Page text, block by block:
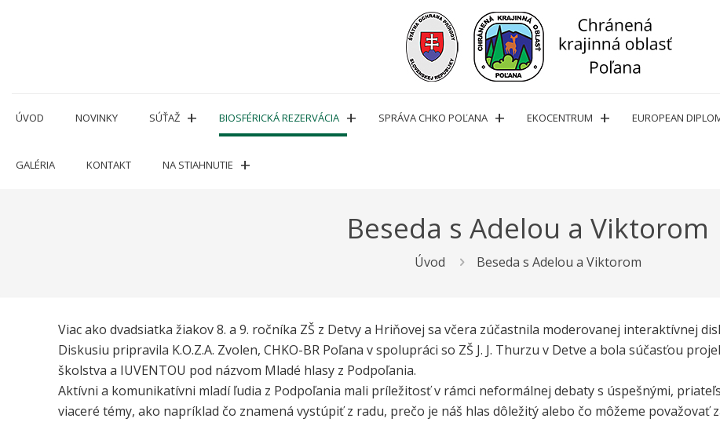
ÚVOD NOVINKY SÚŤAŽ BIOSFÉRICKÁ REZERVÁCIA SPRÁVA CHKO POĽANA EKOCENTRUM EUROPEAN
GALÉRIA KONTAKT NA STIAHNUTIE
Beseda s Adelou a Viktorom
Úvod Beseda s Adelou a Viktorom
Viac ako dvadsiatka žiakov 8. a 9. ročníka ZŠ z Detvy a Hriňovej sa včera zúčastnila moderovanej interaktívnej
Diskusiu pripravila K.O.Z.A. Zvolen, CHKO-BR Poľana v spolupráci so ZŠ J. J. Thurzu v Detve a bola súčasťou
školstva a IUVENTOU pod názvom Mladé hlasy z Podpoľania.
Aktívni a komunikatívni mladí ľudia z Podpoľania mali príležitosť v rámci neformálnej debaty s úspešnými,
viaceré témy, ako napríklad čo znamená vystúpiť z radu, prečo je náš hlas dôležitý alebo čo môžeme